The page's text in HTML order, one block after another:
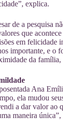
explica.
de a pesquisa
que
em felicidade
importante, e o
da família,
Ana
ela mudou
a dar valor ao
maneira única”,